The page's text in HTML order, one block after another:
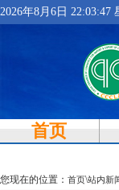
2026年8月6日 22:03:48
首页
您现在的位置： 首页\站内新